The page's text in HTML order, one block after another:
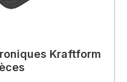
Kraftform